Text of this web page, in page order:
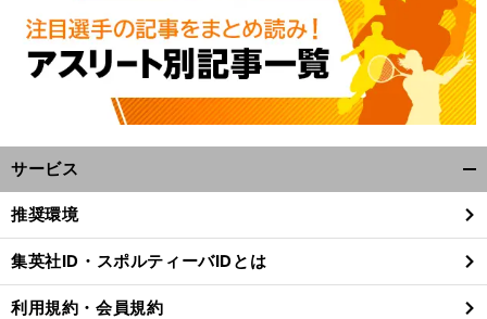
F1 。
前
サービス
閉
る
推奨環境
集英社ID・スポルティーバIDとは
利用規約・会員規約